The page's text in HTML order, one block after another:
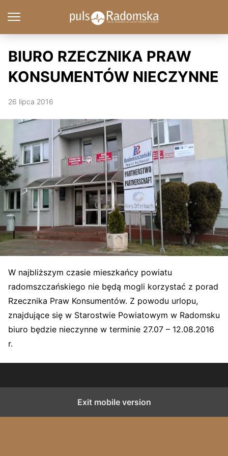
BIURO RZECZNIKA PRAW
KONSUMENTÓW NIECZYNNE
26 lipca 2016
W najbliższym czasie mieszkańcy powiatu
radomszczańskiego nie będą mogli korzystać z porad
Rzecznika Praw Konsumentów. Z powodu urlopu,
znajdujące się w Starostwie Powiatowym w Radomsku
biuro będzie nieczynne w terminie 27.07 – 12.08.2016
r.
Exit mobile version